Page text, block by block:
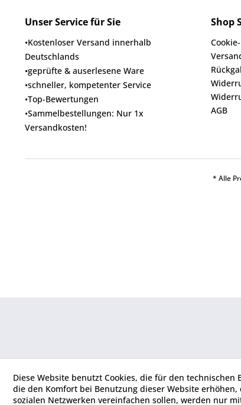
Unser Service für Sie
•Kostenloser Versand innerhalb
Deutschlands
•geprüfte & auserlesene Ware
•schneller, kompetenter Service
•Top-Bewertungen
•Sammelbestellungen: Nur 1x
Versandkosten!
Shop
AGB
* Alle
Diese Website benutzt Cookies, die für den
die den Komfort bei Benutzung dieser Website
sozialen Netzwerken vereinfachen sollen, werden nur